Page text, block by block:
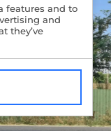
features and to
and
they’ve